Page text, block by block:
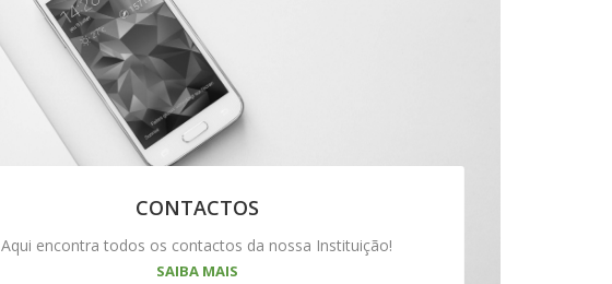
CONTACTOS
Aqui encontra todos os contactos da nossa Instituição!
SAIBA MAIS